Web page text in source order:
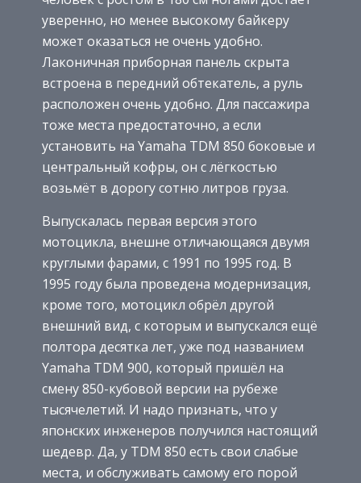
уверенно, но менее высокому байкеру
может оказаться не очень удобно.
Лаконичная приборная панель скрыта
встроена в передний обтекатель, а руль
расположен очень удобно. Для пассажира
тоже места предостаточно, а если
установить на Yamaha TDM 850 боковые и
центральный кофры, он с лёгкостью
возьмёт в дорогу сотню литров груза.
Выпускалась первая версия этого
мотоцикла, внешне отличающаяся двумя
круглыми фарами, с 1991 по 1995 год. В
1995 году была проведена модернизация,
кроме того, мотоцикл обрёл другой
внешний вид, с которым и выпускался ещё
полтора десятка лет, уже под названием
Yamaha TDM 900, который пришёл на
смену 850-кубовой версии на рубеже
тысячелетий. И надо признать, что у
японских инженеров получился настоящий
шедевр. Да, у TDM 850 есть свои слабые
места, и обслуживать самому его порой